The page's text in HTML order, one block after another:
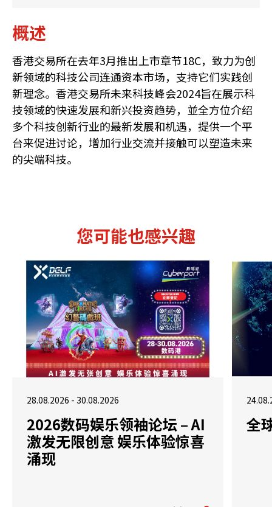
概述
香港交易所在去年3月推出上市章节18C，致力为创
新领域的科技公司连通资本市场，支持它们实践创
新理念。香港交易所未来科技峰会2024旨在展示科
技领域的快速发展和新兴投资趋势，並全方位介绍
多个科技创新行业的最新发展和机遇，提供一个平
台来促进讨论，增加行业交流并接触可以塑造未来
的尖端科技。
您可能也感兴趣
28.08.2026 - 30.08.2026
2026数码娱乐领袖论坛 – AI
激发无限创意 娱乐体验惊喜
涌现
全